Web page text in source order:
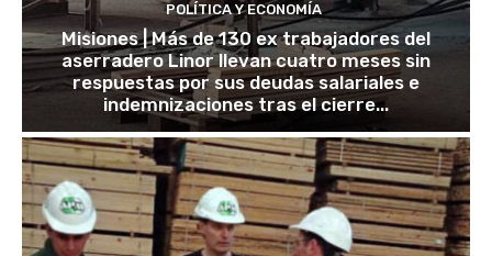
POLÍTICA Y ECONOMÍA
Misiones | Más de 130 ex trabajadores del
aserradero Linor llevan cuatro meses sin
respuestas por sus deudas salariales e
indemnizaciones tras el cierre...